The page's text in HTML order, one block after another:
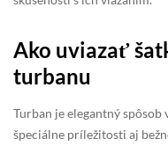
Ako uviazať
turbanu
Turban je elegantný spôsob
špeciálne príležitosti aj